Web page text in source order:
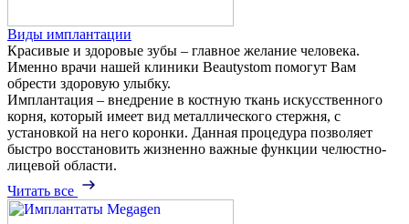
Виды имплантации
Красивые и здоровые зубы – главное желание человека.
Именно врачи нашей клиники Beautystom помогут Вам
обрести здоровую улыбку.
Имплантация – внедрение в костную ткань искусственного
корня, который имеет вид металлического стержня, с
установкой на него коронки. Данная процедура позволяет
быстро восстановить жизненно важные функции челюстно-
лицевой области.
Читать все